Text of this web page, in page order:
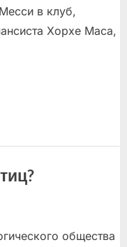
в клуб,
Хорхе Маса,
общества